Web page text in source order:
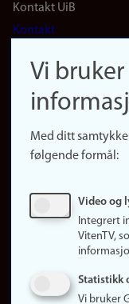
Footer
navigation
(no)
Kontakt UiB
Kontakt
Finn forsker
Presse
Finn studier
Ledige stillinger
Om nettstedet
Vi bruker
Med ditt
følgende formål:
Video og
Integrert
VitenTV,
Statistikk
Vi bruker